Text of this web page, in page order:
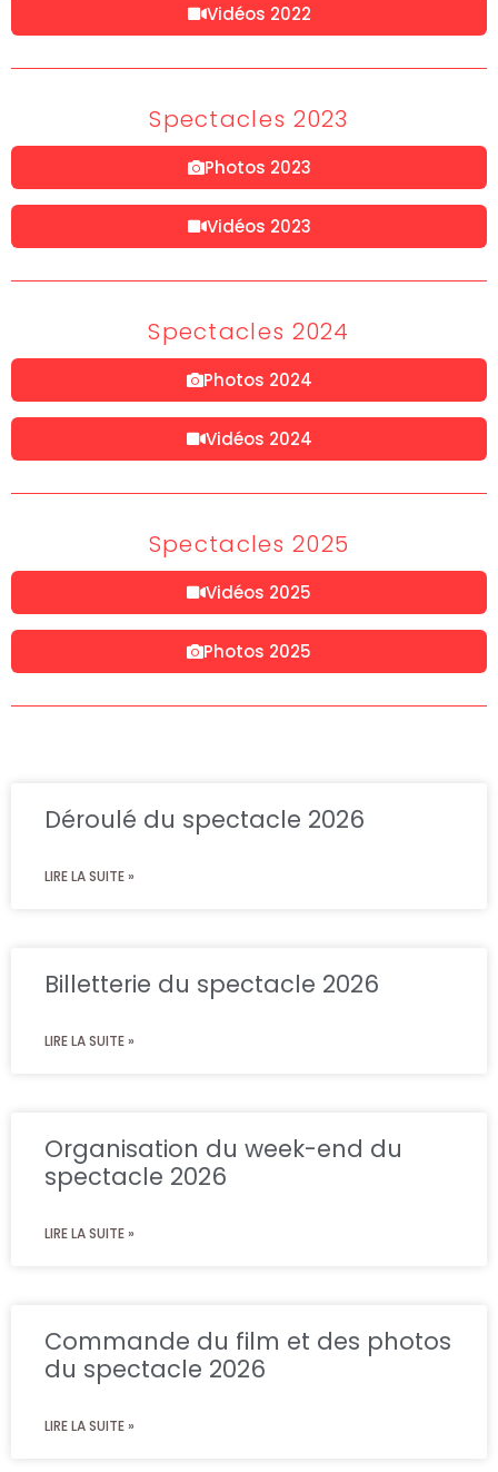
Vidéos 2022
Spectacles 2023
Photos 2023
Vidéos 2023
Spectacles 2024
Photos 2024
Vidéos 2024
Spectacles 2025
Vidéos 2025
Photos 2025
Déroulé du spectacle 2026
LIRE LA SUITE »
Billetterie du spectacle 2026
LIRE LA SUITE »
Organisation du week-end du
spectacle 2026
LIRE LA SUITE »
Commande du film et des photos
du spectacle 2026
LIRE LA SUITE »